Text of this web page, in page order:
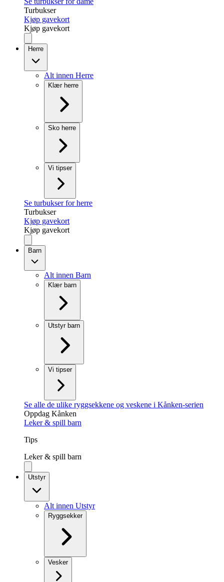
Turbukser
Kjøp gavekort
Kjøp gavekort
Herre
Alt innen Herre
Klær herre
Sko herre
Vi tipser
Se turbukser for herre
Turbukser
Kjøp gavekort
Kjøp gavekort
Barn
Alt innen Barn
Klær barn
Utstyr barn
Vi tipser
Se alle de ulike ryggsekkene og veskene i Kånken-serien
Oppdag Kånken
Leker & spill barn
Tips
Leker & spill barn
Utstyr
Alt innen Utstyr
Ryggsekker
Vesker